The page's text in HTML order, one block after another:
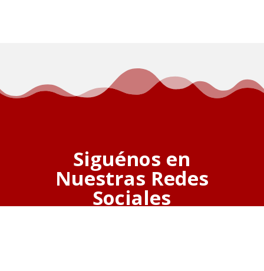
Siguénos en
Nuestras Redes
Sociales